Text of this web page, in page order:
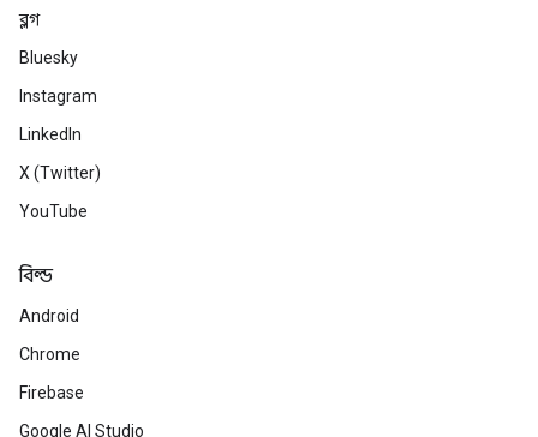
ব্লগ
Bluesky
Instagram
LinkedIn
X (Twitter)
YouTube
বিল্ড
Android
Chrome
Firebase
Google AI Studio